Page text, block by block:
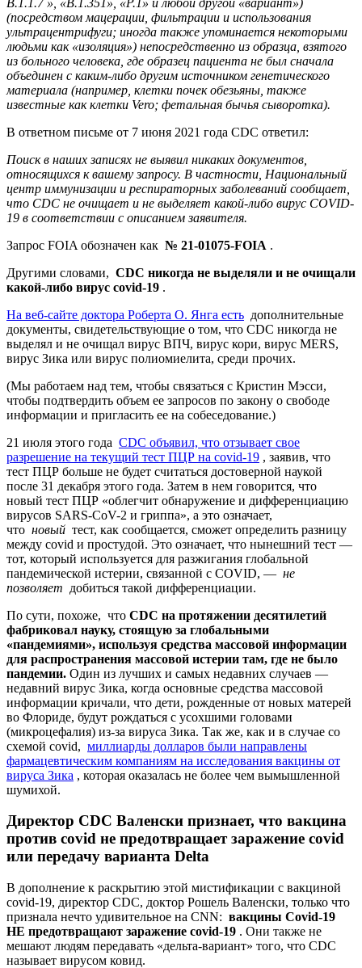
(посредством мацерации, фильтрации и использования
ультрацентрифуги; иногда также упоминается некоторыми
людьми как «изоляция») непосредственно из образца, взятого
из больного человека, где образец пациента не был сначала
объединен с каким-либо другим источником генетического
материала (например, клетки почек обезьяны, также
известные как клетки Vero; фетальная бычья сыворотка).
В ответном письме от 7 июня 2021 года CDC ответил:
Поиск в наших записях не выявил никаких документов,
относящихся к вашему запросу. В частности, Национальный
центр иммунизации и респираторных заболеваний сообщает,
что CDC не очищает и не выделяет какой-либо вирус COVID-
19 в соответствии с описанием заявителя.
Запрос FOIA обозначен как № 21-01075-FOIA .
Другими словами, CDC никогда не выделяли и не очищали
какой-либо вирус covid-19 .
На веб-сайте доктора Роберта О. Янга есть дополнительные
документы, свидетельствующие о том, что CDC никогда не
выделял и не очищал вирус ВПЧ, вирус кори, вирус MERS,
вирус Зика или вирус полиомиелита, среди прочих.
(Мы работаем над тем, чтобы связаться с Кристин Мэсси,
чтобы подтвердить объем ее запросов по закону о свободе
информации и пригласить ее на собеседование.)
21 июля этого года CDC объявил, что отзывает свое
разрешение на текущий тест ПЦР на covid-19 , заявив, что
тест ПЦР больше не будет считаться достоверной наукой
после 31 декабря этого года. Затем в нем говорится, что
новый тест ПЦР «облегчит обнаружение и дифференциацию
вирусов SARS-CoV-2 и гриппа», а это означает,
что новый тест, как сообщается, сможет определить разницу
между covid и простудой. Это означает, что нынешний тест —
тот, который используется для разжигания глобальной
пандемической истерии, связанной с COVID, — не
позволяет добиться такой дифференциации.
По сути, похоже, что CDC на протяжении десятилетий
фабриковал науку, стоящую за глобальными
«пандемиями», используя средства массовой информации
для распространения массовой истерии там, где не было
пандемии. Один из лучших и самых недавних случаев —
недавний вирус Зика, когда основные средства массовой
информации кричали, что дети, рожденные от новых матерей
во Флориде, будут рождаться с усохшими головами
(микроцефалия) из-за вируса Зика. Так же, как и в случае со
схемой covid, миллиарды долларов были направлены
фармацевтическим компаниям на исследования вакцины от
вируса Зика , которая оказалась не более чем вымышленной
шумихой.
Директор CDC Валенски признает, что вакцина
против covid не предотвращает заражение covid
или передачу варианта Delta
В дополнение к раскрытию этой мистификации с вакциной
covid-19, директор CDC, доктор Рошель Валенски, только что
признала нечто удивительное на CNN: вакцины Covid-19
НЕ предотвращают заражение covid-19 . Они также не
мешают людям передавать «дельта-вариант» того, что CDC
называет вирусом ковид.